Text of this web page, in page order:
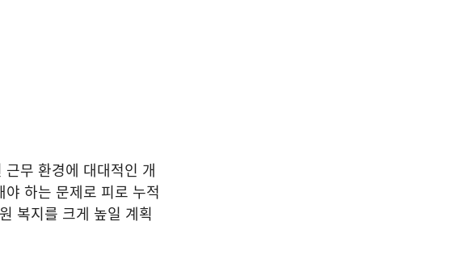
무 환경에 대대적인 개
하는 문제로 피로 누적
복지를 크게 높일 계획